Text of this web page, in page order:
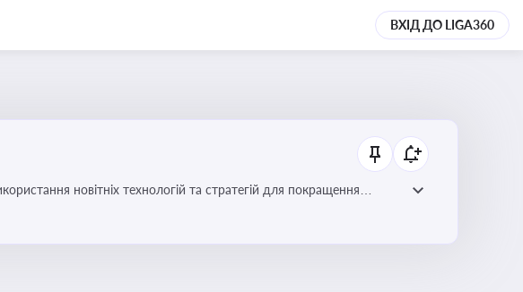
ВХІД ДО LIGA360
технологій та стратегій для покращення